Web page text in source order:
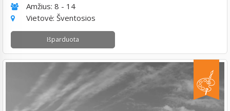
Amžius: 8 - 14
Vietovė: Šventosios
Išparduota